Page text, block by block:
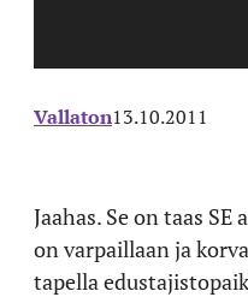
Vallaton13.10.2011
Jaahas. Se on taas
on varpaillaan ja
tapella